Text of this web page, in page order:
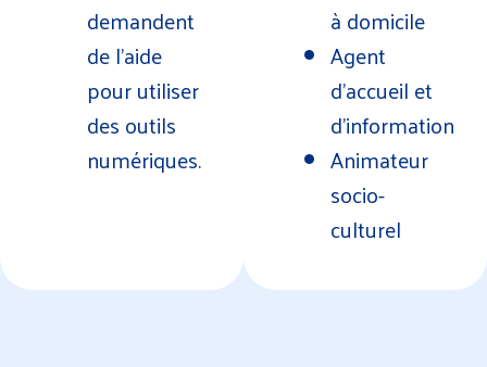
demandent
de l’aide
pour utiliser
des outils
numériques.
à domicile
Agent
d’accueil et
d’information
Animateur
socio-
culturel